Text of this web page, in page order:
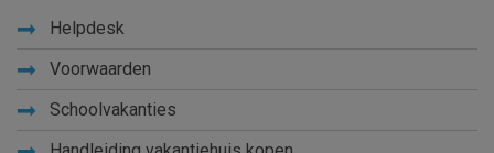
Helpdesk
Voorwaarden
Schoolvakanties